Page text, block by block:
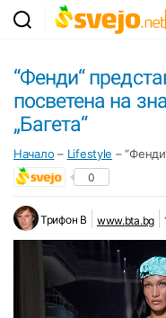
“Фенди“
посветена на
„Багета“
Начало – Lifestyle –
0
Трифон B www.bta.bg